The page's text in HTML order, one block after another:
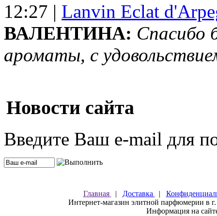
12:27 | Lanvin Eclat
ВАЛЕНТИНА: Спасибо
ароматы, с
Новости сайта
Введите Ваш e-mail для
Главная | Доставка |
Интернет-магазин элитной парфюмерии в
Информация на